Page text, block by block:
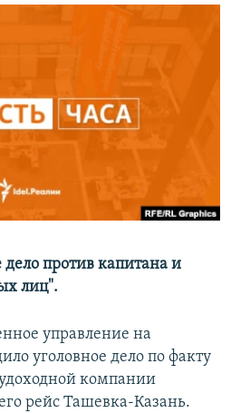
против капитана и
лиц".
управление на
уголовное дело по факту
компании
рейс Ташевка-Казань.